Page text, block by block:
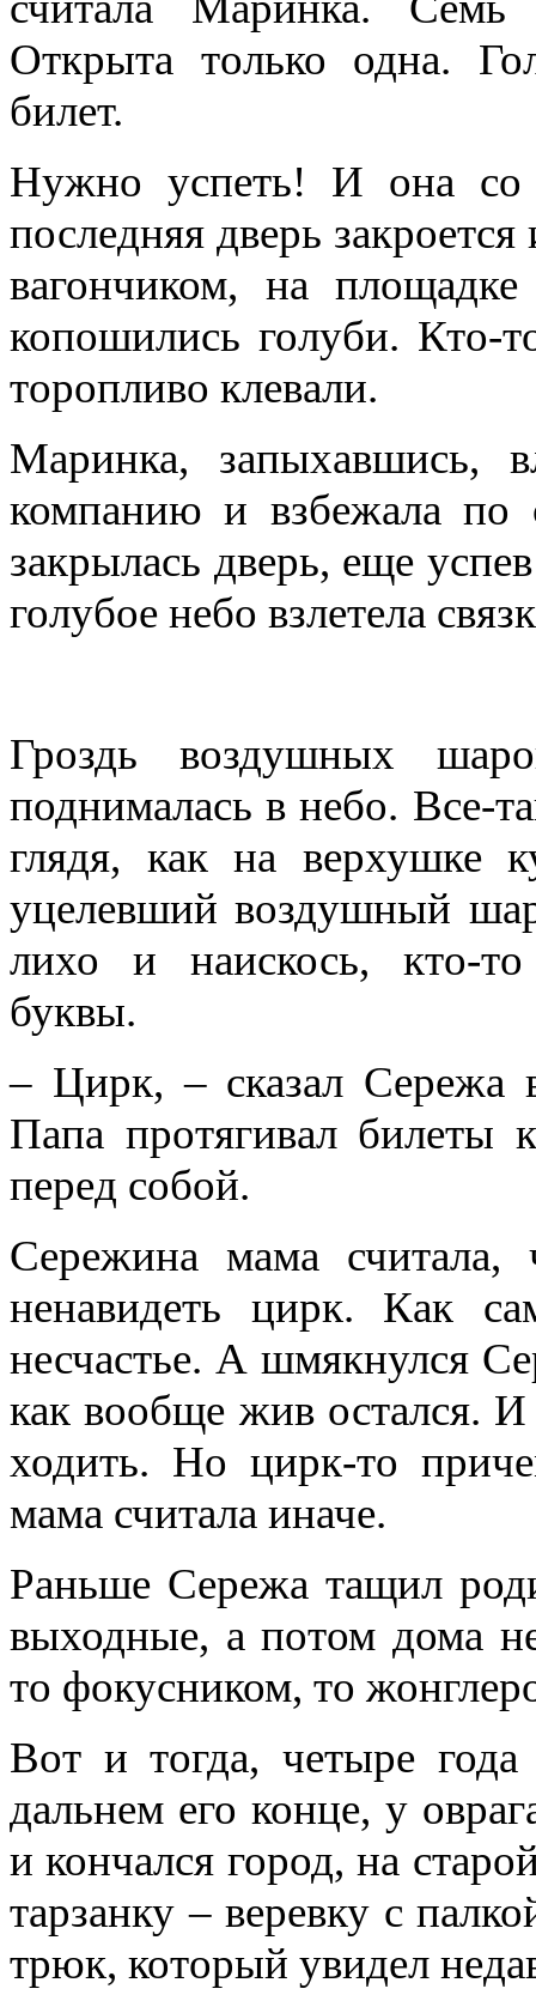
Открыта только одна.
билет.
Нужно успеть! И она со
последняя дверь
вагончиком, на
копошились голуби. Кто-
торопливо клевали.
Маринка, запыхавшись,
компанию и взбежала по
закрылась дверь, еще
голубое небо взлетела
Гроздь воздушных
поднималась в небо. Все-
глядя, как на верхушке
уцелевший воздушный
лихо и наискось, кто-
буквы.
– Цирк, – сказал Сережа
Папа протягивал билеты
перед собой.
Сережина мама
ненавидеть цирк. Как
несчастье. А шмякнулся
как вообще жив остался. И
ходить. Но цирк-то
мама считала иначе.
Раньше Сережа тащил
выходные, а потом дома
то фокусником, то
Вот и тогда, четыре
дальнем его конце, у
и кончался город, на
тарзанку – веревку с
трюк, который увидел